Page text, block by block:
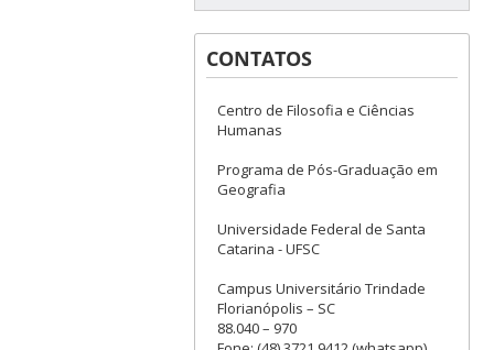
CONTATOS
Centro de Filosofia e Ciências
Humanas
Programa de Pós-Graduação em
Geografia
Universidade Federal de Santa
Catarina - UFSC
Campus Universitário Trindade
Florianópolis – SC
88.040 – 970